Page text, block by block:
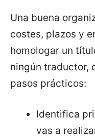
Una buena
costes, plazos y
homologar un
ningún traductor,
pasos prácticos:
Identifica
vas a